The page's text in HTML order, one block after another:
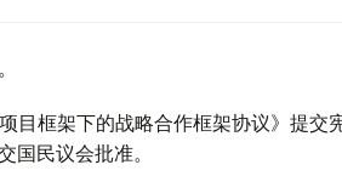
目框架下的战略合作框架协议》提交
国民议会批准。